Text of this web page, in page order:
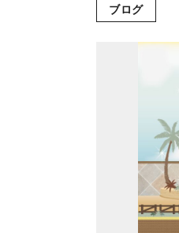
ブログ